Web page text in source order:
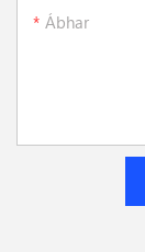
Ábhar